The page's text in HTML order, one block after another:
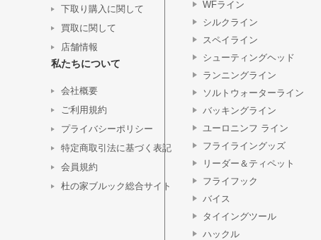
下取り購入に関して
買取に関して
店舗情報
私たちについて
会社概要
ご利用規約
プライバシーポリシー
特定商取引法に基づく表記
会員規約
杜の家ブルック総合サイト
WFライン
シルクライン
スペイライン
シューティングヘッド
ランニングライン
ソルトウォーターライン
バッキングライン
ユーロニンフ ライン
フライライングッズ
リーダー＆ティペット
フライフック
バイス
タイイングツール
ハックル